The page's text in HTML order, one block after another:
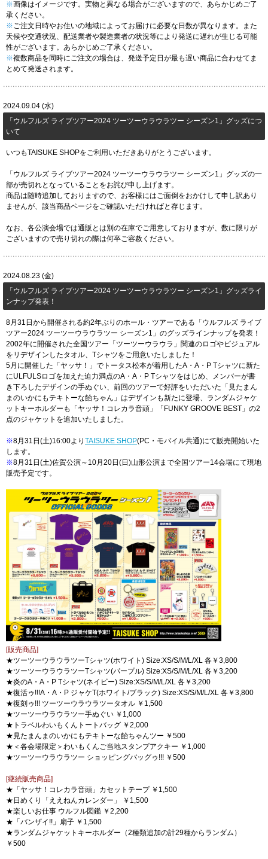
※画像はイメージです。実物と異なる場合がございますので、あらかじめご了
承ください。
※ご注文日時やお住いの地域によってお届けに必要な日数が異なります。また
天候や交通状況、配送業者や製造業者の状況等により発送に遅れが生じる可能
性がございます。あらかじめご了承ください。
※複数商品を同時にご注文の場合は、発送予定日が最も遅い商品に合わせてま
とめて発送されます。
2024.09.04 (水)
「​​ウルフルズ ライブツアー2024 ツーツーウラウラツー シーズン1」グッズにつ
いて
いつもTAISUKE SHOPをご利用いただきありがとうございます。
「ウルフルズ ライブツアー2024 ツーツーウラウラツー シーズン1」グッズの一
部が売切れとなっていることをお詫び申し上げます。
商品は随時追加しておりますので、お客様にはご面倒をおかけして申し訳あり
ませんが、該当商品ページをご確認いただければと存じます。
なお、各公演会場では通販とは別の在庫でご用意しておりますが、数に限りが
ございますので売り切れの際は何卒ご容赦ください。
2024.08.23 (金)
「​​ウルフルズ ライブツアー2024 ツーツーウラウラツー シーズン1」グッズライ
ンナップ発表！
8月31日から開催される約2年ぶりのホール・ツアーである「ウルフルズ ライブ
ツアー2024 ツーツーウラウラツー シーズン1」のグッズラインナップを発表！
2002年に開催された全国ツアー「ツーツーウラウラ」関連のロゴやビジュアル
をリデザインしたタオル、Tシャツをご用意いたしました！
5月に開催した「ヤッサ！」でトータス松本が着用したA・A・P Tシャツに新た
にULFULSロゴを加えた迫力満点のA・A・P Tシャツをはじめ、メンバーが書
き下ろしたデザインの手ぬぐい、前回のツアーで好評をいただいた「見たまん
まのいかにもテキトーな飴ちゃん」はデザインも新たに登場、ランダムジャケ
ットキーホルダーも「ヤッサ！コレカラ音頭」「FUNKY GROOVE BEST」の2
点のジャケットを追加いたしました。
※8月31日(土)16:00より TAISUKE SHOP(PC・モバイル共通)にて販売開始いた
します。
※8月31日(土)佐賀公演～10月20日(日)山形公演まで全国ツアー14会場にて現地
販売予定です。
[販売商品]
★ツーツーウラウラツーTシャツ(ホワイト) Size:XS/S/M/L/XL 各￥3,800
★ツーツーウラウラツーTシャツ(パープル) Size:XS/S/M/L/XL 各￥3,200
★炎のA・A・P Tシャツ(ネイビー) Size:XS/S/M/L/XL 各￥3,200
★復活ゥ!!!A・A・P ジャケT(ホワイト/ブラック) Size:XS/S/M/L/XL 各￥3,800
★復刻ゥ!!! ツーツーウラウラツータオル ￥1,500
★ツーツーウラウラツー手ぬぐい ￥1,000
★トラベルわいもくんトートバッグ ￥2,000
★見たまんまのいかにもテキトーな飴ちゃんツー ￥500
★＜各会場限定＞わいもくんご当地スタンプアクキー ￥1,000
★ツーツーウラウラツー ショッピングバッグゥ!!! ￥500
[継続販売商品]
★「ヤッサ！コレカラ音頭」カセットテープ ￥1,500
★日めくり「ええねんカレンダー」 ￥1,500
★楽しいお仕事 ウルフル図鑑 ￥2,200
★「バンザイ!!」扇子 ￥1,500
★ランダムジャケットキーホルダー（2種類追加の計29種からランダム）
￥500